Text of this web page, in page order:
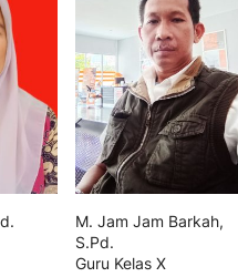
M. Jam Jam Barkah,
S.Pd.
Guru Kelas X